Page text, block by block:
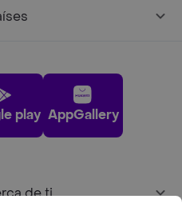
play AppGallery
de ti